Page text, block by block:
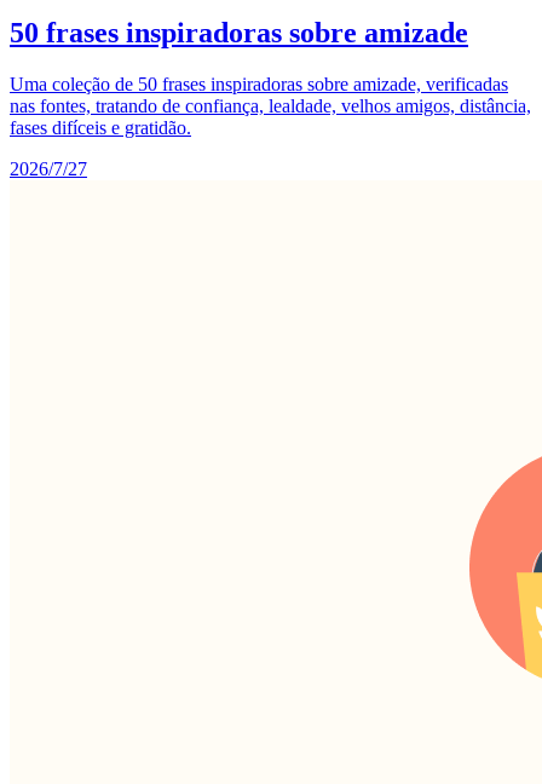
50 frases inspiradoras sobre amizade
Uma coleção de 50 frases inspiradoras sobre amizade, verificadas
nas fontes, tratando de confiança, lealdade, velhos amigos, distância,
fases difíceis e gratidão.
2026/7/27